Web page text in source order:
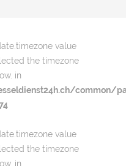
value
the timezone
in
common/
value
the timezone
in